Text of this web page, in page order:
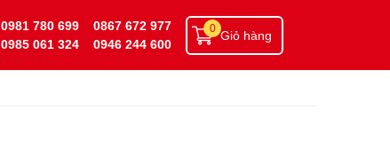
0981 780 699
0985 061 324
0867 672 977
0946 244 600
Giỏ hàng
0